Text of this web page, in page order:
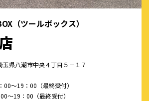
（ツールボックス）
玉県八潮市中央４丁目５－１７
00～19：00（最終受付）
～19：00（最終受付）